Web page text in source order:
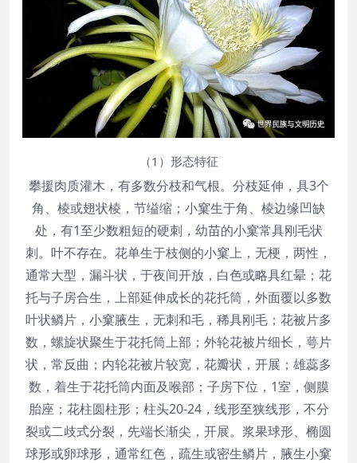
（1）形态特征
攀援肉质灌木，有多数分枝和气根。分枝延伸，具3个
角、棱或翅状棱，节缢缩；小窠生于角、棱边缘凹缺
处，有1至少数粗短的硬刺，幼苗的小窠常具刚毛状
刺。叶不存在。花单生于枝侧的小窠上，无梗，两性，
通常大型，漏斗状，于夜间开放，白色或略具红晕；花
托与子房合生，上部延伸成长的花托筒，外面覆以多数
叶状鳞片，小窠腋生，无刺和毛，稀具刚毛；花被片多
数，螺旋状聚生于花托筒上部；外轮花被片细长，萼片
状，常反曲；内轮花被片较宽，花瓣状，开展；雄蕊多
数，着生于花托筒内面及喉部；子房下位，1室，侧膜
胎座；花柱圆柱形；柱头20-24，线形至狭线形，不分
裂或二歧式分裂，先端长渐尖，开展。浆果球形、椭圆
球形或卵球形，通常红色，疏生或密生鳞片，腋生小窠